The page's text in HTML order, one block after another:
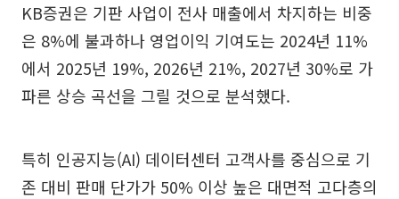
KB증권은 기판 사업이 전사 매출에서 차지하는 비중
은 8%에 불과하나 영업이익 기여도는 2024년 11%
에서 2025년 19%, 2026년 21%, 2027년 30%로 가
파른 상승 곡선을 그릴 것으로 분석했다.
특히 인공지능(AI) 데이터센터 고객사를 중심으로 기
존 대비 판매 단가가 50% 이상 높은 대면적 고다층의